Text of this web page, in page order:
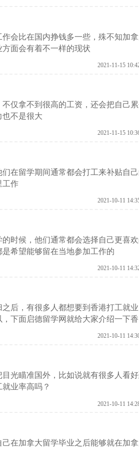
会比在国内挣钱多一些，殊不知加
面会有着不一样的现状
2021-11-15
仅拿不到很高的工资，还会把自己
不是很大
2021-11-15
在留学期间通常都会打工来补贴自
工作
2021-10-11
时候，他们通常都会选择自己更喜
希望能够留在当地参加工作的
2021-10-11
后，有很多人都想要到香港打工就业
下面启德留学网就给大家介绍一下香
2021-10-11
光瞄准国外，比如说就有很多人看好
业率高吗？
2021-10-11
在加拿大留学毕业之后能够就在加